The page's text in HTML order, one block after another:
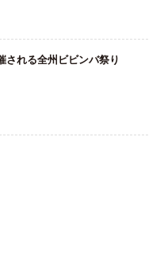
される全州ビビンバ祭り